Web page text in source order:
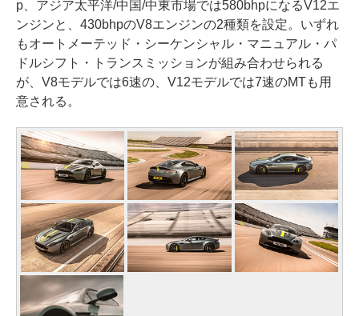
p、アジア太平洋/中国/中東市場では580bhpになるV12エ
ンジンと、430bhpのV8エンジンの2種類を設定。いずれ
もオートメーテッド・シーケンシャル・マニュアル・パ
ドルシフト・トランスミッションが組み合わせられる
が、V8モデルでは6速の、V12モデルでは7速のMTも用
意される。